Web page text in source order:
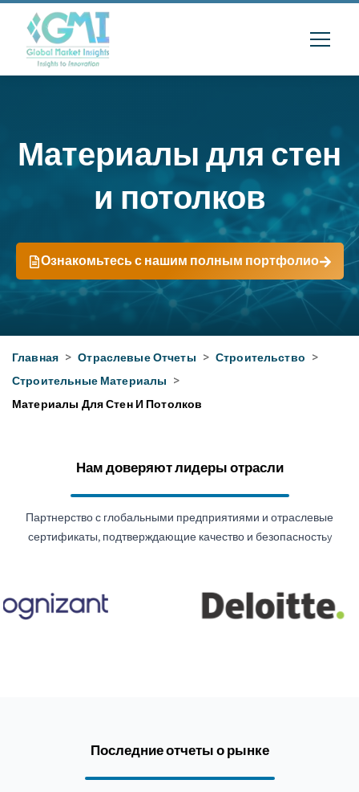
Материалы для стен
и потолков
Ознакомьтесь с нашим полным портфолио
Главная > Отраслевые Отчеты > Строительство >
Строительные Материалы >
Материалы Для Стен И Потолков
Нам доверяют лидеры отрасли
Партнерство с глобальными предприятиями и отраслевые
сертификаты, подтверждающие качество и безопасностьy
Последние отчеты о рынке